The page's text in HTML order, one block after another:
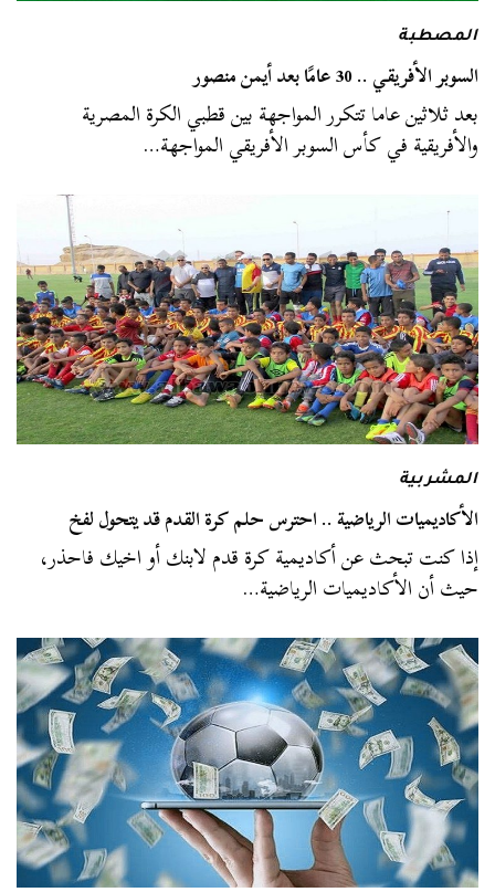
المصطبة
السوبر الأفريقي .. 30 عامًا بعد أيمن منصور
بعد ثلاثين عاما تتكرر المواجهة بين قطبي الكرة المصرية
والأفريقية في كأس السوبر الأفريقي المواجهة…
المشربية
الأكاديميات الرياضية .. احترس حلم كرة القدم قد يتحول لفخ
إذا كنت تبحث عن أكاديمية كرة قدم لابنك أو اخيك فاحذر،
حيث أن الأكاديميات الرياضية…